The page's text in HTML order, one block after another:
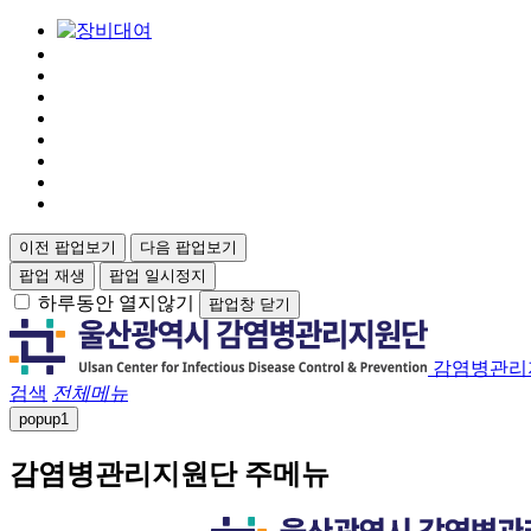
이전 팝업보기
다음 팝업보기
팝업 재생
팝업 일시정지
하루동안 열지않기 팝업창 닫기
감염병관
검색 전체메뉴
popup1
감염병관리지원단 주메뉴